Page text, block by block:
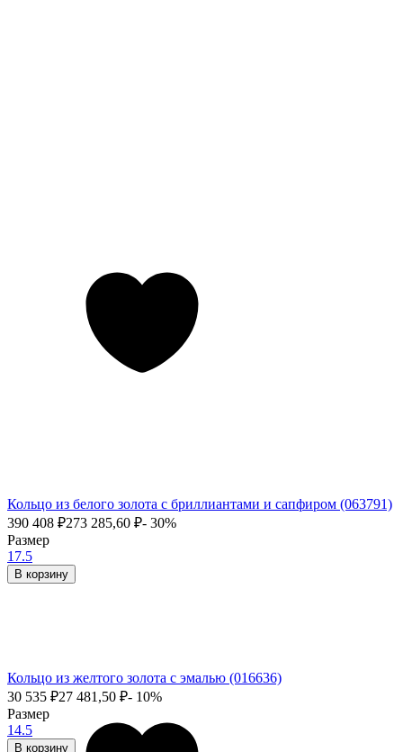
Кольцо из белого золота с бриллиантами и сапфиром (063791)
390 408 ₽273 285,60 ₽- 30%
Размер
17.5
В корзину
Кольцо из желтого золота с эмалью (016636)
30 535 ₽27 481,50 ₽- 10%
Размер
14.5
В корзину